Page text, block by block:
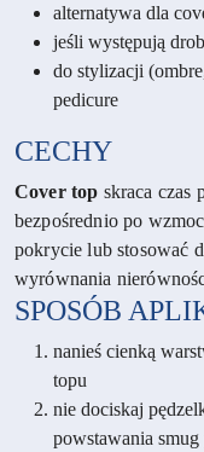
alternatywa dla
jeśli występują
do stylizacji
pedicure
CECHY
Cover top skraca czas
bezpośrednio po
pokrycie lub stosować
wyrównania
SPOSÓB
nanieś cienką
topu
nie dociskaj
powstawania